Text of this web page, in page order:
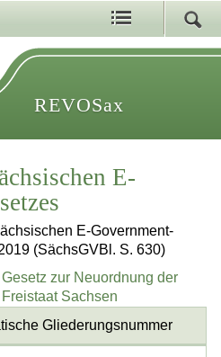
REVOSax
E-
E-Government-
(SächsGVBl. S. 630)
Gesetz zur Neuordnung der
Sachsen
Gliederungsnummer